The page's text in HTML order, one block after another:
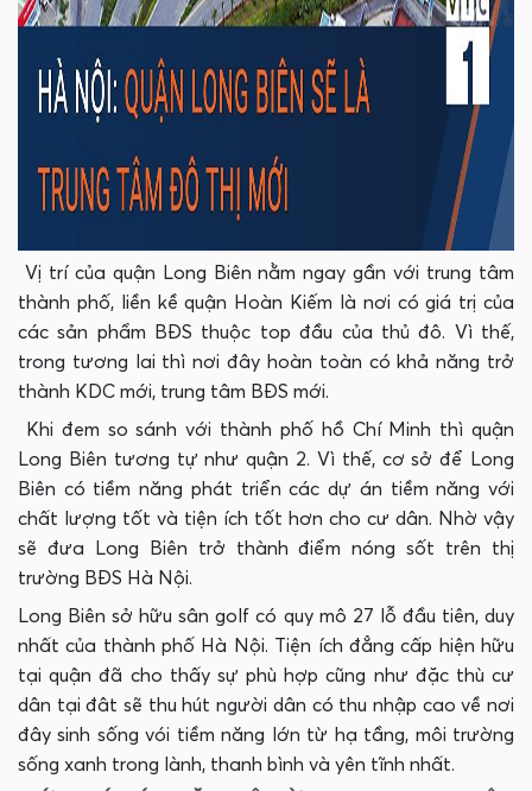
Vị trí của quận Long Biên nằm ngay gần với trung tâm
thành phố, liền kề quận Hoàn Kiếm là nơi có giá trị của
các sản phẩm BĐS thuộc top đầu của thủ đô. Vì thế,
trong tương lai thì nơi đây hoàn toàn có khả năng trở
thành KDC mới, trung tâm BĐS mới.
Khi đem so sánh với thành phố hồ Chí Minh thì quận
Long Biên tương tự như quận 2. Vì thế, cơ sở để Long
Biên có tiềm năng phát triển các dự án tiềm năng với
chất lượng tốt và tiện ích tốt hơn cho cư dân. Nhờ vậy
sẽ đưa Long Biên trở thành điểm nóng sốt trên thị
trường BĐS Hà Nội.
Long Biên sở hữu sân golf có quy mô 27 lỗ đầu tiên, duy
nhất của thành phố Hà Nội. Tiện ích đẳng cấp hiện hữu
tại quận đã cho thấy sự phù hợp cũng như đặc thù cư
dân tại đât sẽ thu hút người dân có thu nhập cao về nơi
đây sinh sống vói tiềm năng lớn từ hạ tầng, môi trường
sống xanh trong lành, thanh bình và yên tĩnh nhất.